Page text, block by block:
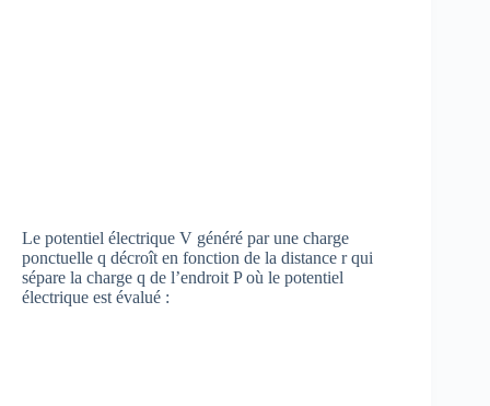
Le potentiel électrique V généré par une charge
ponctuelle q décroît en fonction de la distance r qui
sépare la charge q de l’endroit P où le potentiel
électrique est évalué :